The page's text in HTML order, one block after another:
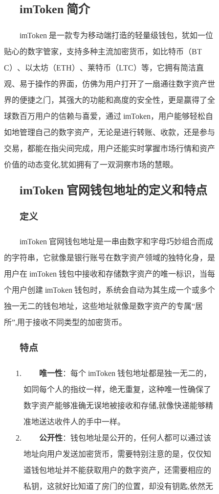
imToken 简介
imToken 是一款专为移动端打造的轻量级钱包，犹如一位
贴心的数字管家，支持多种主流加密货币，如比特币（BT
C）、以太坊（ETH）、莱特币（LTC）等，它拥有简洁直
观、易于操作的界面，仿佛为用户打开了一扇通往数字资产世
界的便捷之门，其强大的功能和高度的安全性，更是赢得了全
球数百万用户的信赖与喜爱，通过 imToken，用户能够轻松自
如地管理自己的数字资产，无论是进行转账、收款，还是参与
交易，都能在指尖间完成，用户还能实时掌握市场行情和资产
价值的动态变化,犹如拥有了一双洞察市场的慧眼。
imToken 官网钱包地址的定义和特点
定义
imToken 官网钱包地址是一串由数字和字母巧妙组合而成
的字符串，它就像是银行账号在数字资产领域的独特化身，是
用户在 imToken 钱包中接收和存储数字资产的唯一标识，当每
个用户创建 imToken 钱包时，系统会自动为其生成一个或多个
独一无二的钱包地址，这些地址就像是数字资产的专属“居
所”,用于接收不同类型的加密货币。
特点
唯一性：每个 imToken 钱包地址都是独一无二的，
如同每个人的指纹一样，绝无重复，这种唯一性确保了
数字资产能够准确无误地被接收和存储,就像快递能够精
准地送达收件人的手中一样。
公开性：钱包地址是公开的，任何人都可以通过该
地址向用户发送加密货币，需要特别注意的是，仅仅知
道钱包地址并不能获取用户的数字资产，还需要相应的
私钥，这就好比知道了房门的位置，却没有钥匙,依然无